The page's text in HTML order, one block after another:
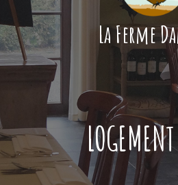
La Ferme